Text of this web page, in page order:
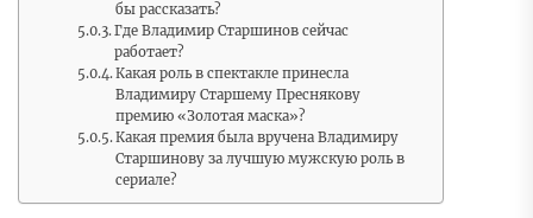
бы рассказать?
Где Владимир Старшинов сейчас
работает?
Какая роль в спектакле принесла
Владимиру Старшему Преснякову
премию «Золотая маска»?
Какая премия была вручена Владимиру
Старшинову за лучшую мужскую роль в
сериале?